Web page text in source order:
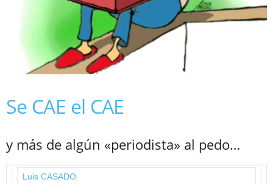
Se CAE el CAE
y más de algún «periodista» al pedo…
Luis CASADO